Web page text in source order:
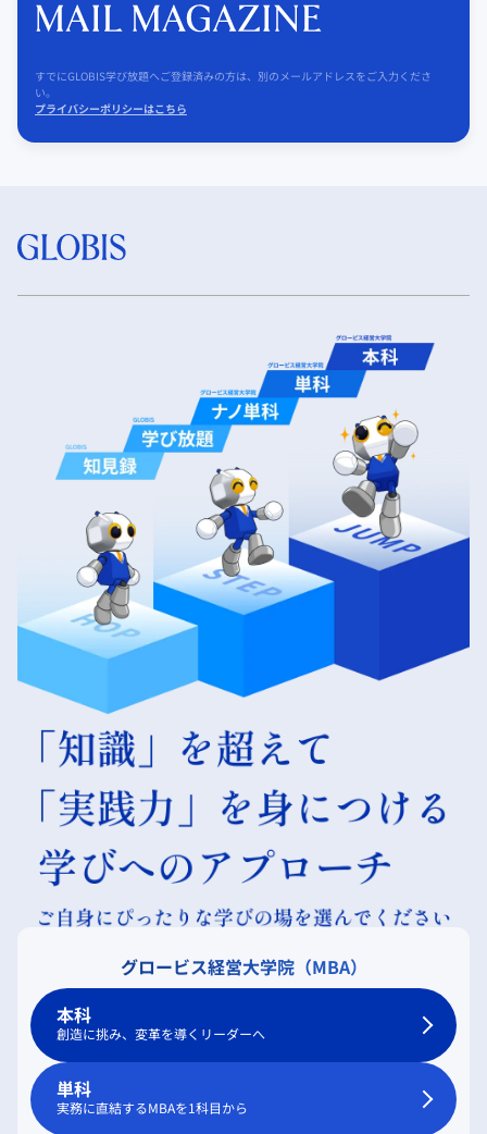
すでにGLOBIS学び放題へご登録済みの方は、別のメールアドレスをご入力くださ
い。
プライバシーポリシーはこちら
グロービス経営大学院（MBA）
本科
創造に挑み、変革を導くリーダーへ
単科
実務に直結するMBAを1科目から